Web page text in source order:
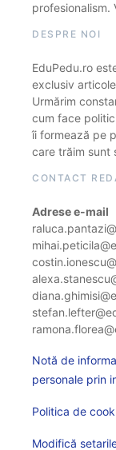
profesionalism.
DESPRE NOI
EduPedu.ro
exclusiv
Urmărim
cum face
îi formează pe
care trăim sunt
CONTACT
Adrese e-mail
Notă de
personale prin
Politica de
Modifică